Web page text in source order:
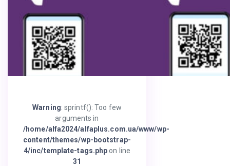
Warning: sprintf(): Too few
arguments in
/home/alfa2024/alfaplus.com.ua/www/wp-
content/themes/wp-bootstrap-
4/inc/template-tags.php on line
31